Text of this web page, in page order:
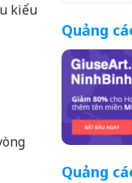
kiểu
Quảng
Quảng